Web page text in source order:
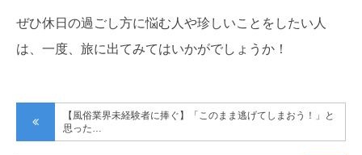
ぜひ休日の過ごし方に悩む人や珍しいことをしたい人
は、一度、旅に出てみてはいかがでしょうか！
【風俗業界未経験者に捧ぐ】「このまま逃げてしまおう！」と
思った…